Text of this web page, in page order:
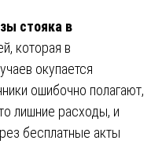
стояка в
которая в
окупается
ошибочно полагают,
лишние расходы, и
бесплатные акты